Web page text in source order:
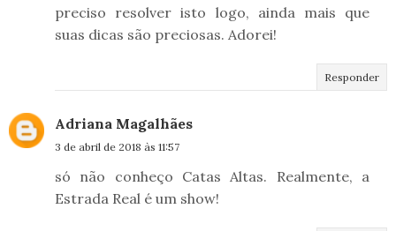
preciso resolver isto logo, ainda mais que
suas dicas são preciosas. Adorei!
Responder
Adriana Magalhães
3 de abril de 2018 às 11:57
só não conheço Catas Altas. Realmente, a
Estrada Real é um show!